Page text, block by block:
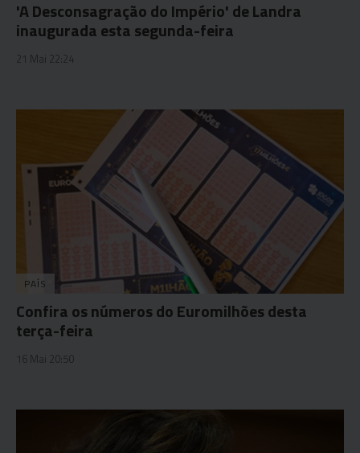
'A Desconsagração do Império' de Landra
inaugurada esta segunda-feira
21 Mai 22:24
PAÍS
Confira os números do Euromilhões desta
terça-feira
16 Mai 20:50